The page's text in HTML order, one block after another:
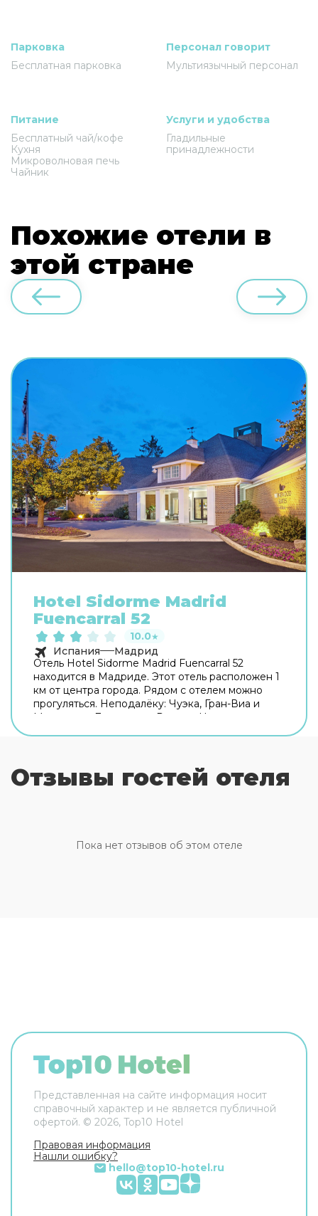
Парковка
Бесплатная парковка
Персонал говорит
Мультиязычный персонал
Питание
Бесплатный чай/кофе
Кухня
Микроволновая печь
Чайник
Услуги и удобства
Гладильные
принадлежности
Похожие отели в
этой стране
Hotel Sidorme Madrid
Fuencarral 52
10.0★
Испания
Мадрид
Отель Hotel Sidorme Madrid Fuencarral 52
находится в Мадриде. Этот отель расположен 1
км от центра города. Рядом с отелем можно
прогуляться. Неподалёку: Чуэка, Гран-Виа и
Монастырь Дескальсас Реалес. На территории
забронировать экскурсию, обратитесь в
экскурсионное бюро отеля. Удобно для гостей
услуги, пресса, прокат автомобилей, сейф и
консьерж. Сотрудники отеля поддержат беседу
Отзывы гостей отеля
Пока нет отзывов об этом отеле
Представленная на сайте информация носит
справочный характер и не является публичной
офертой. © 2026, Top10 Hotel
Правовая информация
Нашли ошибку?
hello@top10-hotel.ru